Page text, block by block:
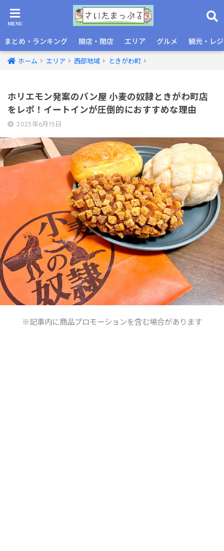
まとめ・ランキング 開店・閉店 エリア グルメ 観光・レ
ホーム エリア 西部地域 ときがわ町
ホリエモン発案のパン屋 小麦の奴隷ときがわ町店
をレポ！イートインが圧倒的におすすめな理由
2023年6月15日
※記事内に商品プロモーションを含む場合があります